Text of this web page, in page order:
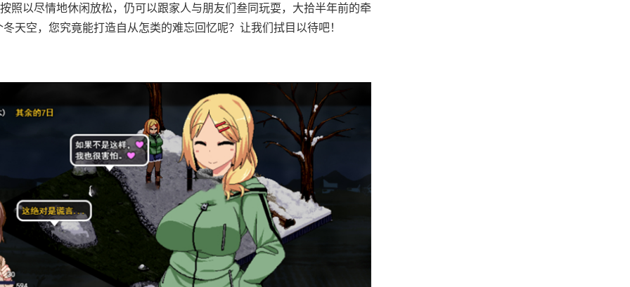
照以尽情地休闲放松，仍可以跟家人与朋友们叁同玩耍，大拾半年前的牵
天空，您究竟能打造自从怎类的难忘回忆呢？让我们拭目以待吧！